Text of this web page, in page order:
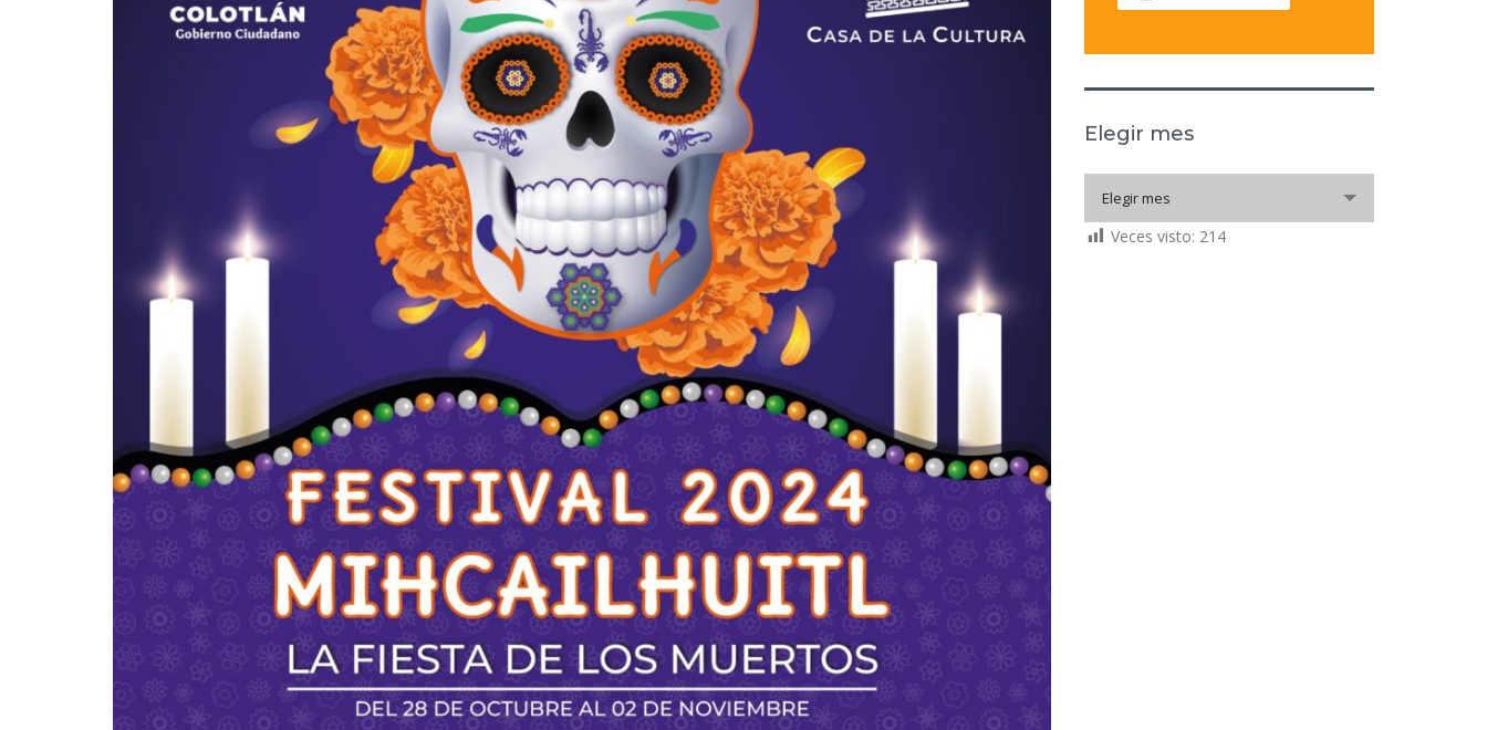
Elegir mes
Elegir mes
Veces visto: 214